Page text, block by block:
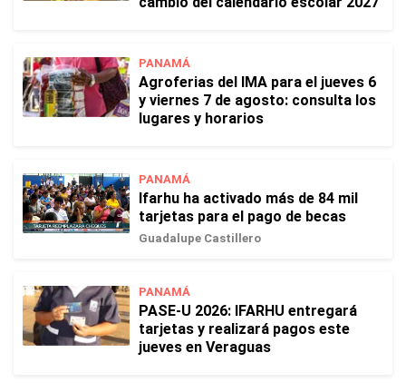
PANAMÁ
Agroferias del IMA para el jueves 6
y viernes 7 de agosto: consulta los
lugares y horarios
PANAMÁ
Ifarhu ha activado más de 84 mil
tarjetas para el pago de becas
Guadalupe Castillero
PANAMÁ
PASE-U 2026: IFARHU entregará
tarjetas y realizará pagos este
jueves en Veraguas